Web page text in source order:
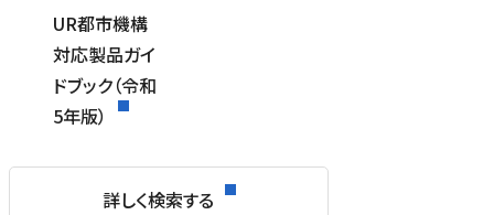
UR都市機構
対応製品ガイ
ドブック（令和
5年版）
詳しく検索する